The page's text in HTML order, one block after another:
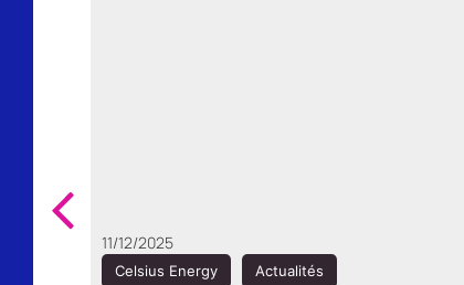
25/09/2025
Celsius Energy Actualités